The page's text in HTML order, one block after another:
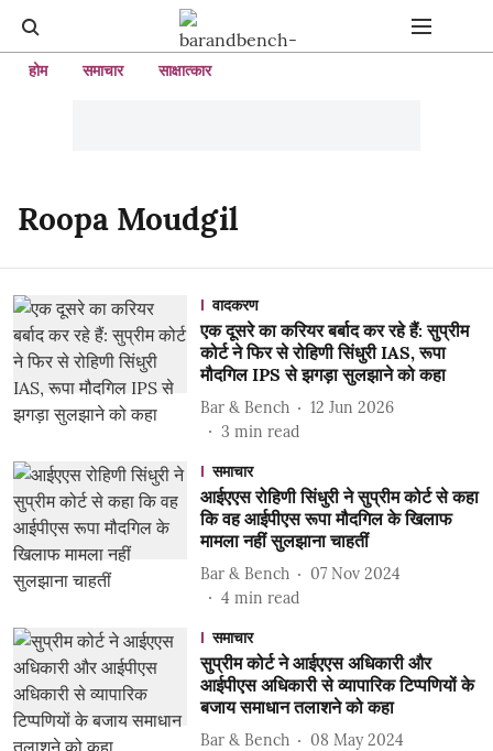
होम समाचार साक्षात्कार
Roopa Moudgil
वादकरण
एक दूसरे का करियर बर्बाद कर रहे हैं: सुप्रीम
कोर्ट ने फिर से रोहिणी सिंधुरी IAS, रूपा
मौदगिल IPS से झगड़ा सुलझाने को कहा
Bar & Bench
12 Jun 2026
3 min read
समाचार
आईएएस रोहिणी सिंधुरी ने सुप्रीम कोर्ट से कहा
कि वह आईपीएस रूपा मौदगिल के खिलाफ
मामला नहीं सुलझाना चाहतीं
Bar & Bench
07 Nov 2024
4 min read
समाचार
सुप्रीम कोर्ट ने आईएएस अधिकारी और
आईपीएस अधिकारी से व्यापारिक टिप्पणियों के
बजाय समाधान तलाशने को कहा
Bar & Bench
08 May 2024